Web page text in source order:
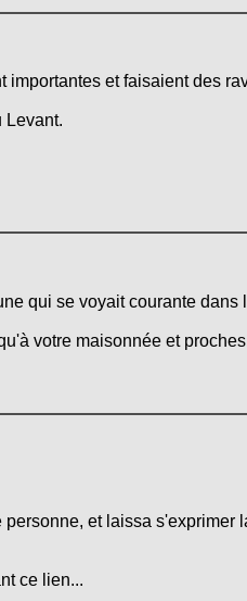
importantes et faisaient des
Levant.
qui se voyait courante
votre maisonnée et
et laissa s'exprimer
ce lien...